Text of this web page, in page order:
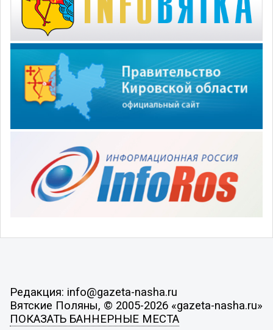
Редакция: info@gazeta-nasha.ru
Вятские Поляны, © 2005-2026 «gazeta-nasha.ru»
ПОКАЗАТЬ БАННЕРНЫЕ МЕСТА